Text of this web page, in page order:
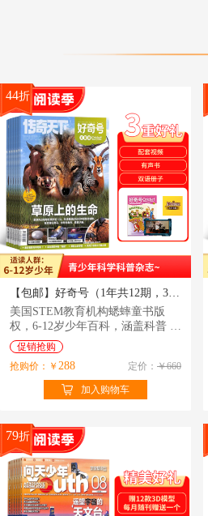
44折
【包邮】好奇号（1年共12期，36本）（美国Cricket Media版权合作）（杂志订阅）
美国STEM教育机构蟋蟀童书版
权，6-12岁少年百科，涵盖科普 少
年通识 文化 自然 动物
促销抢购
抢购价：￥ 288 定价： ￥660
加入购物车
79折